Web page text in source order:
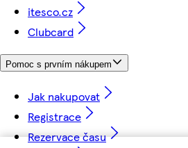
itesco.cz
Clubcard
Pomoc s prvním nákupem
Jak nakupovat
Registrace
Rezervace času